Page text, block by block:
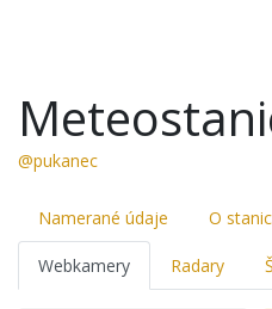
@pukanec
Namerané údaje O
Webkamery Radary